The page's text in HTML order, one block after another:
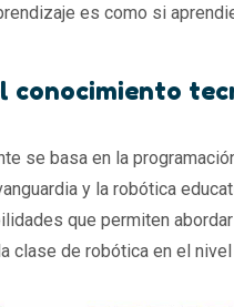
es como si
conocimiento
se basa en la
y la robótica
que permiten
clase de robótica en el